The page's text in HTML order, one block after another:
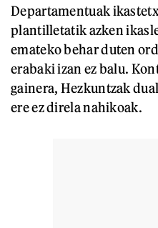
Departamentuak
plantilletatik azken
emateko behar duten
erabaki izan ez balu.
gainera, Hezkuntzak
ere ez direla nahikoak.